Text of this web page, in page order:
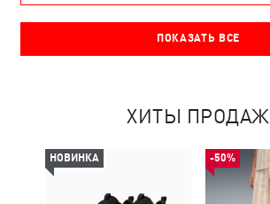
ПОКАЗАТЬ ВСЕ
ХИТЫ ПРОДАЖ
НОВИНКА -50%